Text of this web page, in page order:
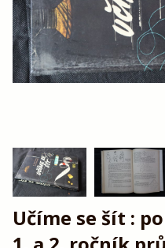
Učíme se šít :